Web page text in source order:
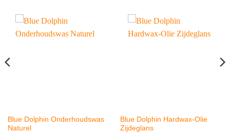
Blue Dolphin Onderhoudswas
Naturel
Blue Dolphin Hardwax-Olie
Zijdeglans